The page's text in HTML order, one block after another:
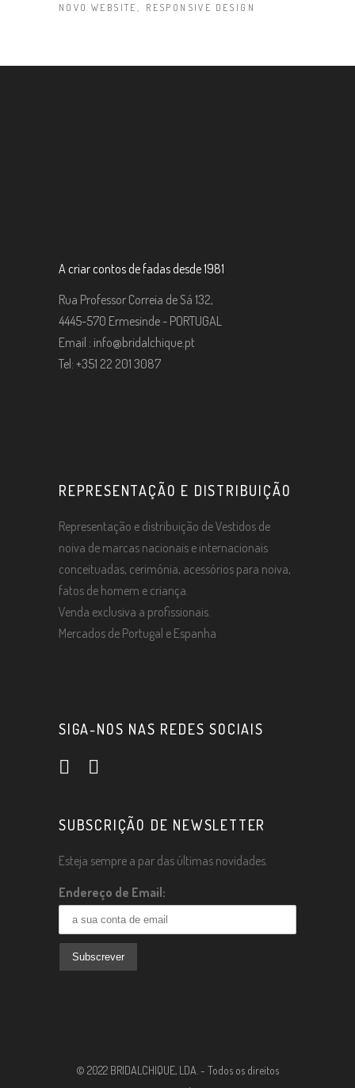
NOVO WEBSITE RESPONSIVE DESIGN
A criar contos de fadas desde 1981
Rua Professor Correia de Sá 132,
4445-570 Ermesinde - PORTUGAL
Email : info@bridalchique.pt
Tel: +351 22 201 3087
REPRESENTAÇÃO E DISTRIBUIÇÃO
Representação e distribuição de Vestidos de
noiva de marcas nacionais e internacionais
conceituadas, cerimónia, acessórios para noiva,
fatos de homem e criança.
Venda exclusiva a profissionais.
Mercados de Portugal e Espanha
SIGA-NOS NAS REDES SOCIAIS
SUBSCRIÇÃO DE NEWSLETTER
Esteja sempre a par das últimas novidades.
Endereço de Email:
© 2022 BRIDALCHIQUE, LDA. - Todos os direitos